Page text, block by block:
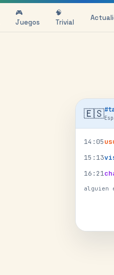
🎮
Juegos
🧠
Trivial
🇪🇸#
14 :05
15 : 13
16 : 21
alguien